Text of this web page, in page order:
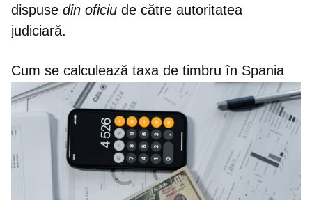
dispuse din oficiu de către autoritatea
judiciară.
Cum se calculează taxa de timbru în Spania